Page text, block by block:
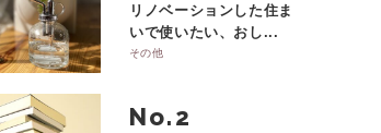
リノベーションした住ま
いで使いたい、おし...
その他
No.